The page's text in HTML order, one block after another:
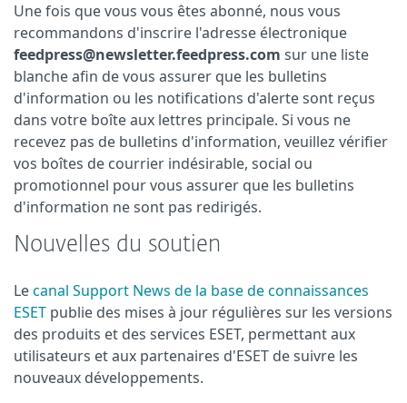
Une fois que vous vous êtes abonné, nous vous
recommandons d'inscrire l'adresse électronique
feedpress@newsletter.feedpress.com sur une liste
blanche afin de vous assurer que les bulletins
d'information ou les notifications d'alerte sont reçus
dans votre boîte aux lettres principale. Si vous ne
recevez pas de bulletins d'information, veuillez vérifier
vos boîtes de courrier indésirable, social ou
promotionnel pour vous assurer que les bulletins
d'information ne sont pas redirigés.
Nouvelles du soutien
Lecanal Support News de la base de connaissances
ESET publie des mises à jour régulières sur les versions
des produits et des services ESET, permettant aux
utilisateurs et aux partenaires d'ESET de suivre les
nouveaux développements.